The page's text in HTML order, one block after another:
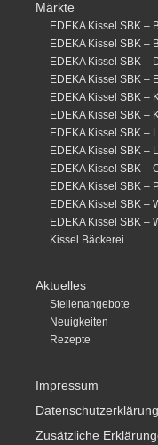
Märkte
EDEKA Kissel SBK –
EDEKA Kissel SBK –
EDEKA Kissel SBK –
EDEKA Kissel SBK –
EDEKA Kissel SBK –
EDEKA Kissel SBK –
EDEKA Kissel SBK –
EDEKA Kissel SBK –
EDEKA Kissel SBK –
EDEKA Kissel SBK –
EDEKA Kissel SBK –
EDEKA Kissel SBK –
Kissel Bäckerei
Aktuelles
Stellenangebote
Neuigkeiten
Rezepte
Impressum
Datenschutzerklärung
Zusätzliche